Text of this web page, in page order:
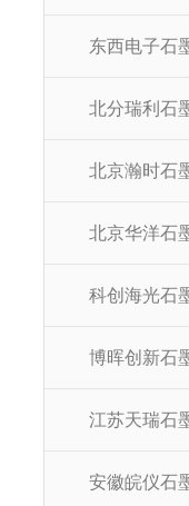
东西电子石
北分瑞利石
北京瀚时石
北京华洋石
科创海光石
博晖创新石
江苏天瑞石
安徽皖仪石